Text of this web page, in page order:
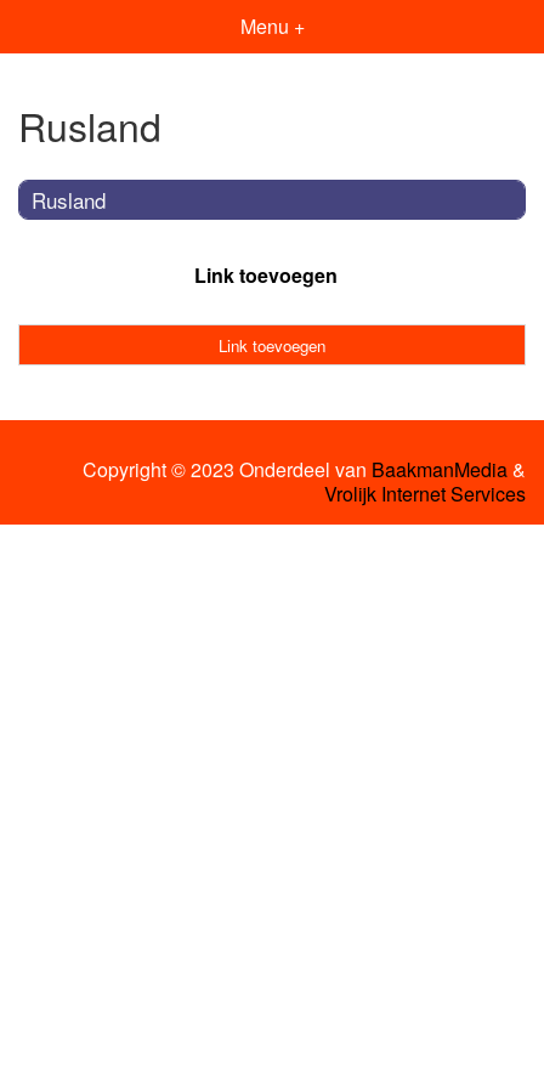
Menu +
Rusland
Rusland
Link toevoegen
Link toevoegen
Copyright © 2023 Onderdeel van BaakmanMedia&
Vrolijk Internet Services